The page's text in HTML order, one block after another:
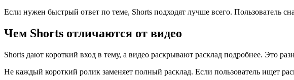
Если нужен быстрый ответ по теме, Shorts подходят лучше всего. Пользователь
Чем Shorts отличаются от видео
Shorts дают короткий вход в тему, а видео раскрывают расклад подробнее. Это
Не каждый короткий ролик заменяет полный расклад. Если пользователь ищет